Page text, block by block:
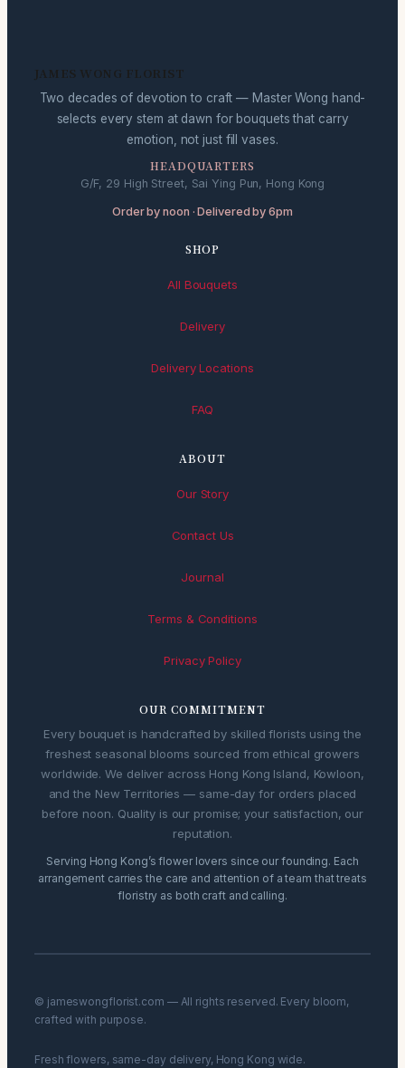
JAMES WONG FLORIST
Two decades of devotion to craft — Master Wong hand-
selects every stem at dawn for bouquets that carry
emotion, not just fill vases.
HEADQUARTERS
G/F, 29 High Street, Sai Ying Pun, Hong Kong
Order by noon · Delivered by 6pm
SHOP
All Bouquets
Delivery
Delivery Locations
FAQ
ABOUT
Our Story
Contact Us
Journal
Terms & Conditions
Privacy Policy
OUR COMMITMENT
Every bouquet is handcrafted by skilled florists using the
freshest seasonal blooms sourced from ethical growers
worldwide. We deliver across Hong Kong Island, Kowloon,
and the New Territories — same-day for orders placed
before noon. Quality is our promise; your satisfaction, our
reputation.
Serving Hong Kong’s flower lovers since our founding. Each
arrangement carries the care and attention of a team that treats
floristry as both craft and calling.
© jameswongflorist.com — All rights reserved. Every bloom,
crafted with purpose.
Fresh flowers, same-day delivery, Hong Kong wide.